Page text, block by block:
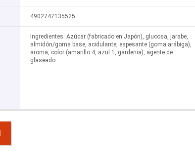
4902747135525
Ingredientes: Azúcar (fabricado en Japón), glucosa, jarabe,
almidón/goma base, acidulante, espesante (goma arábiga),
aroma, color (amarillo 4, azul 1, gardenia), agente de
glaseado.